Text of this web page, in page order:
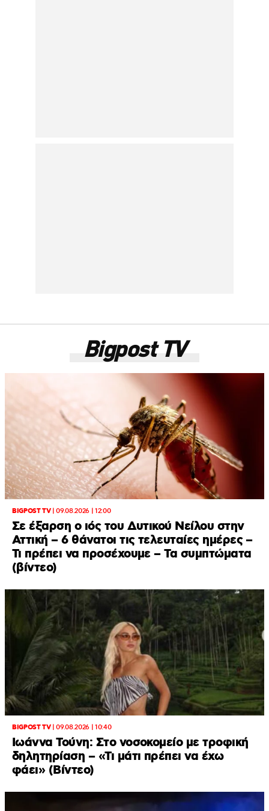
Bigpost TV
BIGPOST TV|09.08.2026 | 12:00
Σε έξαρση ο ιός του Δυτικού Νείλου στην
Αττική – 6 θάνατοι τις τελευταίες ημέρες –
Τι πρέπει να προσέχουμε – Τα συμπτώματα
(βίντεο)
BIGPOST TV|09.08.2026 | 10:40
Ιωάννα Τούνη: Στο νοσοκομείο με τροφική
δηλητηρίαση – «Τι μάτι πρέπει να έχω
φάει» (Βίντεο)